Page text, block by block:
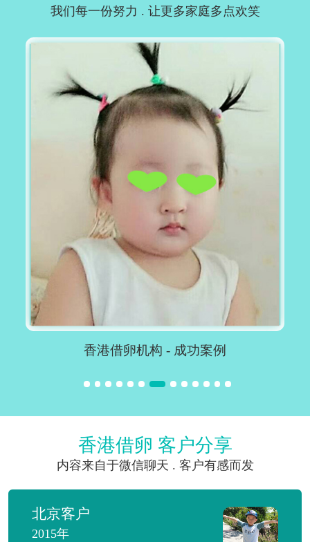
我们每一份努力 . 让更多家庭多点欢笑
香港借卵机构 - 成功案例
香港借卵 客户分享
内容来自于微信聊天 . 客户有感而发
北京客户
2015年